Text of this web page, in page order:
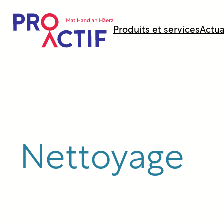
Produits et services
Nettoyage